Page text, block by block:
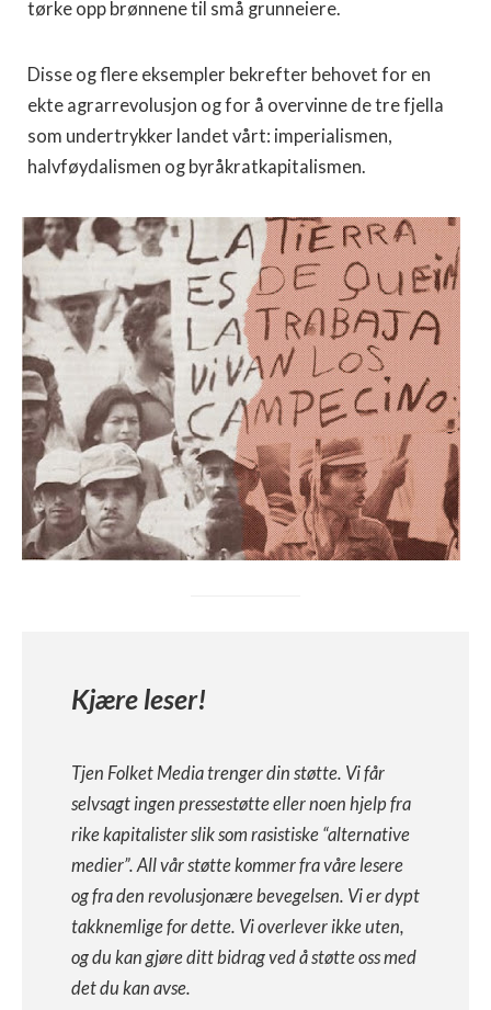
tørke opp brønnene til små grunneiere.
Disse og flere eksempler bekrefter behovet for en
ekte agrarrevolusjon og for å overvinne de tre fjella
som undertrykker landet vårt: imperialismen,
halvføydalismen og byråkratkapitalismen.
Kjære leser!
Tjen Folket Media trenger din støtte. Vi får
selvsagt ingen pressestøtte eller noen hjelp fra
rike kapitalister slik som rasistiske “alternative
medier”. All vår støtte kommer fra våre lesere
og fra den revolusjonære bevegelsen. Vi er dypt
takknemlige for dette. Vi overlever ikke uten,
og du kan gjøre ditt bidrag ved å støtte oss med
det du kan avse.